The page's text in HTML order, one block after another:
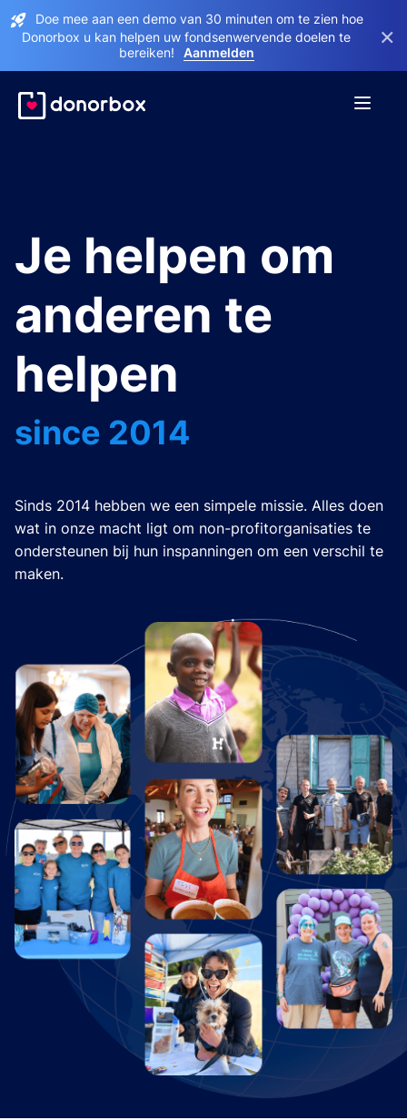
Doe mee aan een demo van 30 minuten om te zien hoe
Donorbox u kan helpen uw fondsenwervende doelen te
bereiken!
Aanmelden
×
Je helpen om
anderen te
helpen
since 2014
Sinds 2014 hebben we een simpele missie. Alles doen
wat in onze macht ligt om non-profitorganisaties te
ondersteunen bij hun inspanningen om een verschil te
maken.